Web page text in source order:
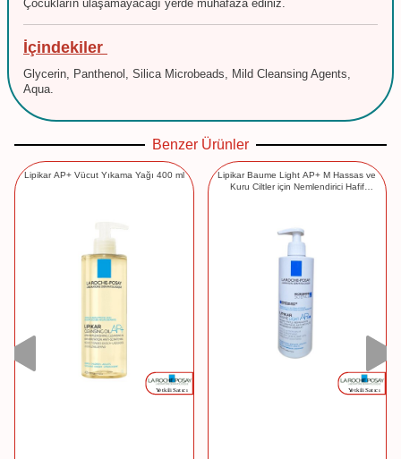
Çocukların ulaşamayacağı yerde muhafaza ediniz.
İçindekiler
Glycerin, Panthenol, Silica Microbeads, Mild Cleansing Agents,
Aqua.
Benzer Ürünler
Lipikar AP+ Vücut Yıkama Yağı 400 ml
Lipikar Baume Light AP+ M Hassas ve
Kuru Ciltler için Nemlendirici Hafif